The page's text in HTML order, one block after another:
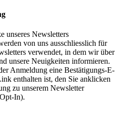
unseres Newsletters
von uns ausschliesslich für
verwendet, in dem wir über
unsere Neuigkeiten informieren.
Anmeldung eine Bestätigungs-E-
enthalten ist, den Sie anklicken
zu unserem Newsletter
In).